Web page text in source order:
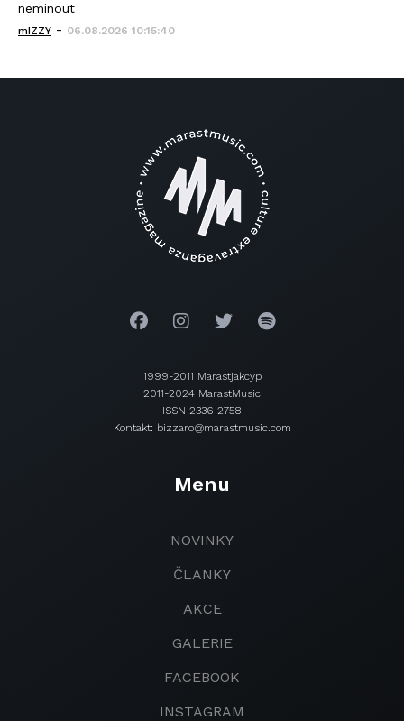
neminout
mIZZY - 06.08.2026 10:15:40
1999-2011 Marastjakcyp
2011-2024 MarastMusic
ISSN 2336-2758
Kontakt: bizzaro@marastmusic.com
Menu
NOVINKY
ČLANKY
AKCE
GALERIE
FACEBOOK
INSTAGRAM